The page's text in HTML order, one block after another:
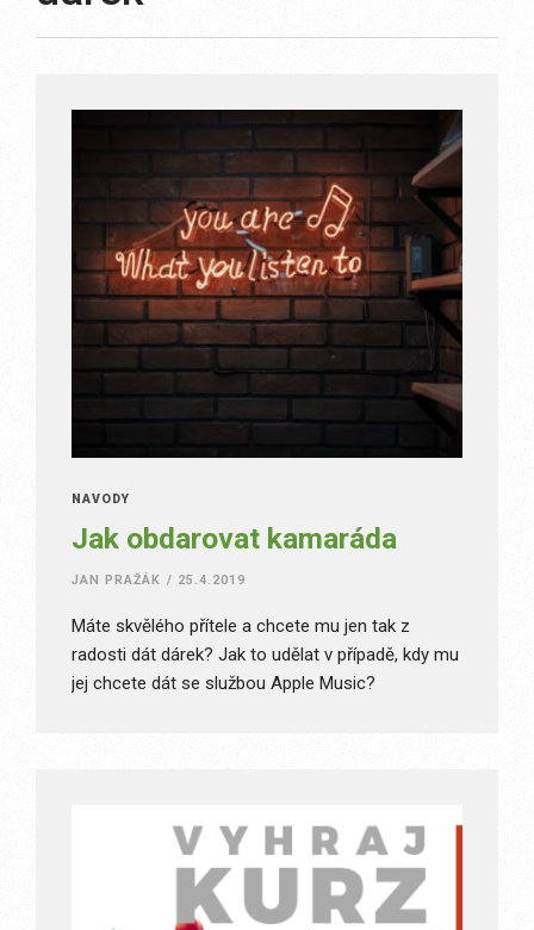
NÁVODY
Jak obdarovat kamaráda
JAN PRAŽÁK / 25.4.2019
Máte skvělého přítele a chcete mu jen tak z
radosti dát dárek? Jak to udělat v případě, kdy mu
jej chcete dát se službou Apple Music?